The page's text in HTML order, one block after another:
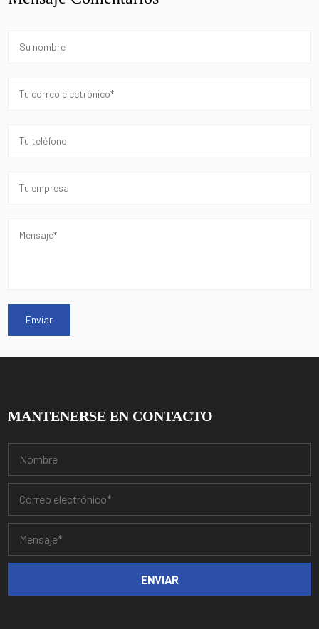
MANTENERSE EN CONTACTO